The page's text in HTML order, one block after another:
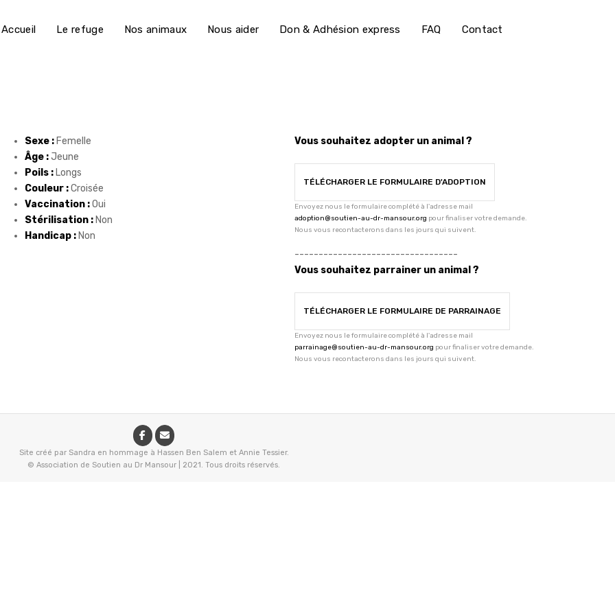
Accueil Le refuge Nos animaux Nous aider Don & Adhésion express FAQ Contact
Sexe : Femelle
Âge :Jeune
Poils : Longs
Couleur :Croisée
Vaccination :Oui
Stérilisation : Non
Handicap : Non
Vous souhaitez adopter un animal ?
TÉLÉCHARGER LE FORMULAIRE D'ADOPTION
Envoyez nous le formulaire complété à l'adresse mail
adoption@soutien-au-dr-mansour.org pour finaliser votre demande.
Nous vous recontacterons dans les jours qui suivent.
----------------------------------
Vous souhaitez parrainer un animal ?
TÉLÉCHARGER LE FORMULAIRE DE PARRAINAGE
Envoyez nous le formulaire complété à l'adresse mail
parrainage@soutien-au-dr-mansour.org pour finaliser votre demande.
Nous vous recontacterons dans les jours qui suivent.
Site créé par Sandra en hommage à Hassen Ben Salem et Annie Tessier.
© Association de Soutien au Dr Mansour
2021. Tous droits réservés.